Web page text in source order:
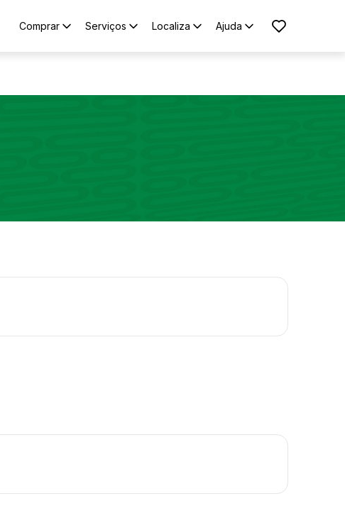
Comprar Serviços Localiza Ajuda